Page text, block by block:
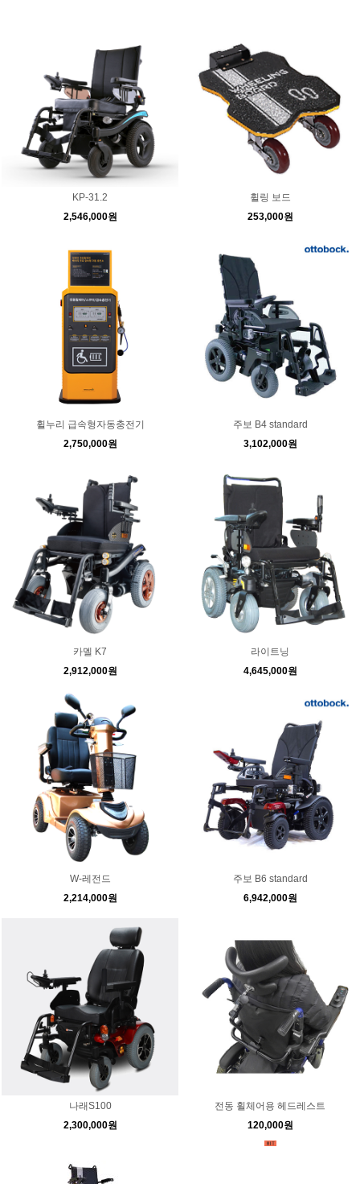
KP-31.2
2,546,000원
휠링 보드
253,000원
휠누리 급속형자동충전기
2,750,000원
주보 B4 standard
3,102,000원
카멜 K7
2,912,000원
라이트닝
4,645,000원
W-레전드
2,214,000원
주보 B6 standard
6,942,000원
나래S100
2,300,000원
전동 휠체어용 헤드레스트
120,000원